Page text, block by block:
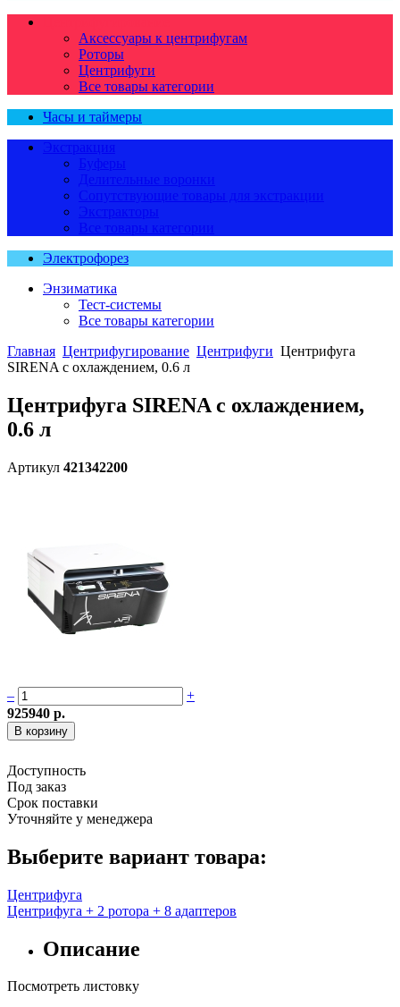
Аксессуары к центрифугам
Роторы
Центрифуги
Все товары категории
Часы и таймеры
Экстракция
Буферы
Делительные воронки
Сопутствующие товары для экстракции
Экстракторы
Все товары категории
Электрофорез
Энзиматика
Тест-системы
Все товары категории
Главная Центрифугирование Центрифуги Центрифуга
SIRENA с охлаждением, 0.6 л
Центрифуга SIRENA с охлаждением,
0.6 л
Артикул 421342200
–
+
925940 р.
Доступность
Под заказ
Срок поставки
Уточняйте у менеджера
Выберите вариант товара:
Центрифуга
Центрифуга + 2 ротора + 8 адаптеров
Описание
Посмотреть листовку